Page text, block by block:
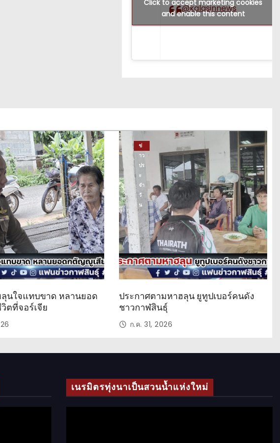
@kalasinnews
Click to accept marketing cookies
and enable this content
นใจแทบขาด หลานยอด
ตที่จอร์เจีย
ข่
าว
ปร
ะ
จำ
วั
น
ประกาศตามหาฮลุน ยูทูปเบอร์คนดัง
ชาวกาฬสินธุ์
ก.ค. 31, 2026
เนรมิตรทุ่งนาเป็นสวนน้ำแห่งใหม่